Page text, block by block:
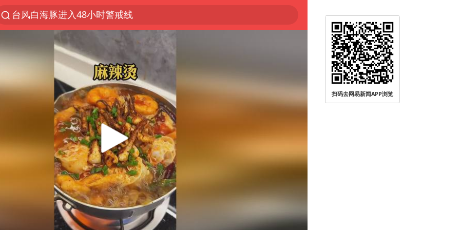
台风白海豚进入48小时警戒线
以“新”破局 首发经济点亮城市消费活力
佛得角门将亮相智利俱乐部主场
中方回应是否在太平洋海底开采稀土
宇树科技发行价格150.80元/股
看守所辅警收受10万获刑1年
宇树科技王兴兴身家有望超200亿元
五粮液渠道价一箱上涨近百元
CIA被曝已秘密设立古巴工作组
U17国足1分钟轰2球
泰国一女公务员妆容引争议 本人回应
扫码去网易新闻APP浏览